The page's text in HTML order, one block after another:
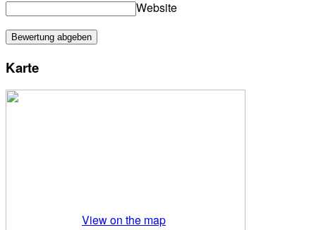
Website
Karte
View on the map